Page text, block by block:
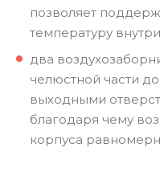
позволяет
температуру
два
челюстной части
выходными
благодаря чему
корпуса